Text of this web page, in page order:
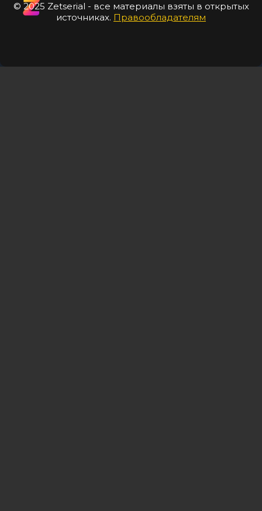
© 2025 Zetserial - все материалы взяты в открытых
источниках. Правообладателям